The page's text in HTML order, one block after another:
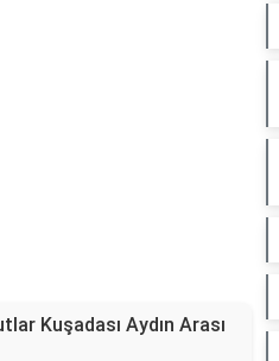
Kuşadası Aydın Arası